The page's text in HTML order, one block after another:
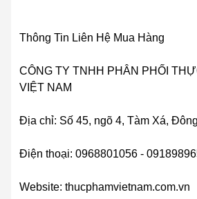
Thông Tin Liên Hệ Mua Hàng
CÔNG TY TNHH PHÂN PHỐI
VIỆT NAM
Địa chỉ: Số 45, ngõ 4, Tàm Xá,
Điện thoại: 0968801056 -
Website: thucphamvietnam.com.vn